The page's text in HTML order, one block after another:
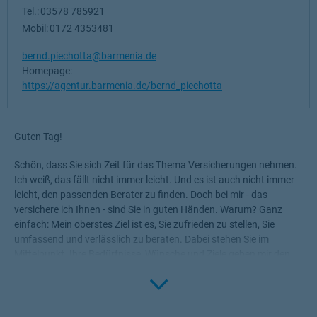
Guten Tag!
Schön, dass Sie sich Zeit für das Thema Versicherungen nehmen.
Ich weiß, das fällt nicht immer leicht. Und es ist auch nicht immer
leicht, den passenden Berater zu finden. Doch bei mir - das
versichere ich Ihnen - sind Sie in guten Händen. Warum? Ganz
einfach: Mein oberstes Ziel ist es, Sie zufrieden zu stellen, Sie
umfassend und verlässlich zu beraten. Dabei stehen Sie im
Versicherungen, die Ihnen die nötige Sicherheit geben, Ihr Leben
Click to
Tel.: 03578 785921
Mobil: 0172 4353481
bernd.piechotta@barmenia.de
Homepage:
https://agentur.barmenia.de/bernd_piechotta